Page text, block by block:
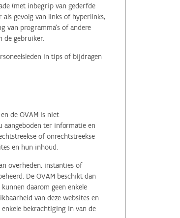
(met inbegrip van gederfde
gevolg van links of hyperlinks,
van programma's of andere
de gebruiker.
in tips of bijdragen
de OVAM is niet
aangeboden ter informatie en
of onrechtstreekse
en hun inhoud.
overheden, instanties of
De OVAM beschikt dan
daarom geen enkele
van deze websites en
bekrachtiging in van de